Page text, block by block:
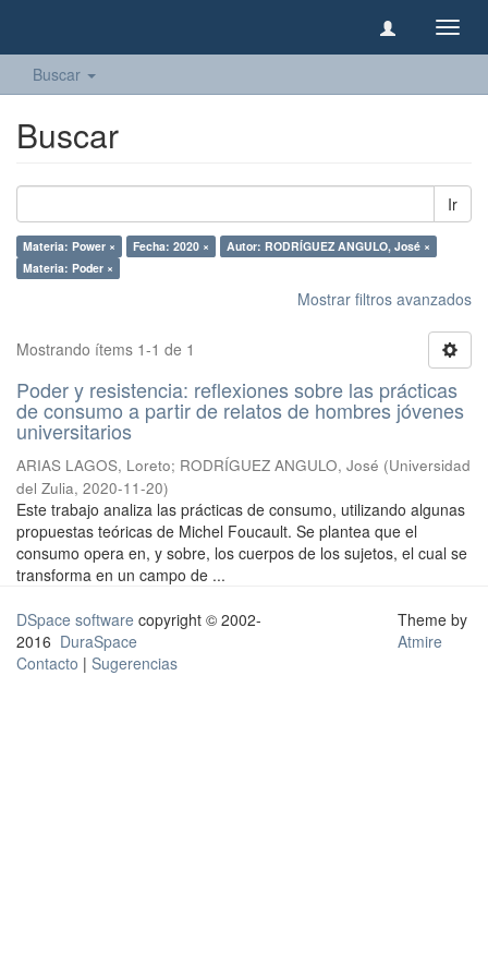
Buscar
Buscar
Ir
Materia: Power × Fecha: 2020 ×
Autor: RODRÍGUEZ ANGULO, José ×
Materia: Poder ×
Mostrar filtros avanzados
Mostrando ítems 1-1 de 1
Poder y resistencia: reflexiones sobre las prácticas
de consumo a partir de relatos de hombres jóvenes
universitarios
ARIAS LAGOS, Loreto; RODRÍGUEZ ANGULO, José (Universidad
del Zulia, 2020-11-20)
Este trabajo analiza las prácticas de consumo, utilizando algunas
propuestas teóricas de Michel Foucault. Se plantea que el
consumo opera en, y sobre, los cuerpos de los sujetos, el cual se
transforma en un campo de ...
DSpace software copyright © 2002-
2016 DuraSpace
Contacto | Sugerencias
Theme by
Atmire